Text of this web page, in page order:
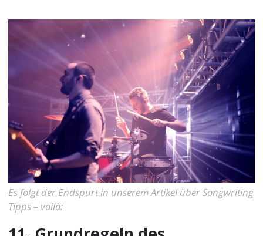
Es folgt der Endspurt in unserem Artikel über Songwriting
Tipps – voilà: